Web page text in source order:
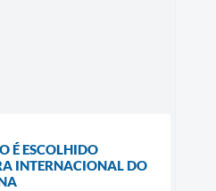
É ESCOLHIDO
INTERNACIONAL DO